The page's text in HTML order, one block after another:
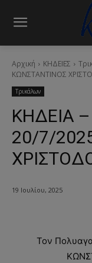
Αρχική ΚΗΔΕΙΕΣ
ΚΩΝΣΤΑΝΤΙΝΟΣ
Τρικάλων
ΚΗΔΕΙΑ
20/7/
19 Ιουλίου, 2025
Τον